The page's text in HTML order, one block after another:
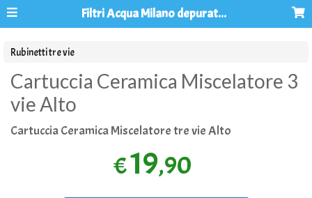
Filtri Acqua Milano depuratori acqua osmosi inversa
Rubinetti tre vie
Cartuccia Ceramica Miscelatore 3
vie Alto
Cartuccia Ceramica Miscelatore tre vie Alto
€19,90